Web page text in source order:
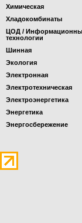
Химическая
Хладокомбинаты
ЦОД /
технологии
Шинная
Экология
Электронная
Электротехническая
Электроэнергетика
Энергетика
Энергосбережение